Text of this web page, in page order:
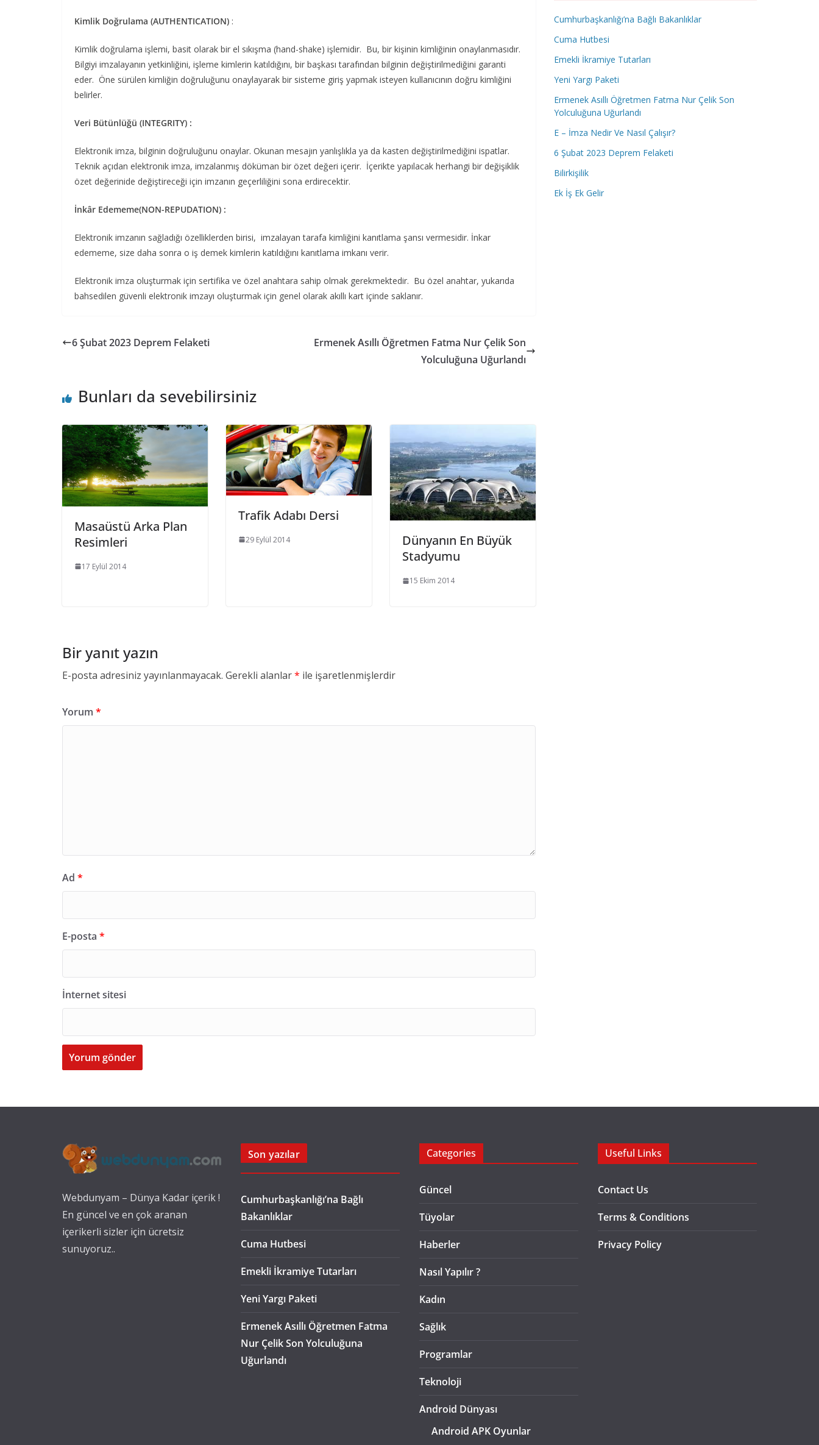
Kimlik Doğrulama (AUTHENTICATION) :
Kimlik doğrulama işlemi, basit olarak bir el sıkışma (hand-shake) işlemidir. Bu, bir kişinin kimliğinin onaylanmasıdır.
Bilgiyi imzalayanın yetkinliğini, işleme kimlerin katıldığını, bir başkası tarafından bilginin değiştirilmediğini garanti
eder. Öne sürülen kimliğin doğruluğunu onaylayarak bir sisteme giriş yapmak isteyen kullanıcının doğru kimliğini
belirler.
Veri Bütünlüğü (INTEGRITY) :
Elektronik imza, bilginin doğruluğunu onaylar. Okunan mesajın yanlışlıkla ya da kasten değiştirilmediğini ispatlar.
Teknik açıdan elektronik imza, imzalanmış döküman bir özet değeri içerir. İçerikte yapılacak herhangi bir değişiklik
özet değerinide değiştireceği için imzanın geçerliliğini sona erdirecektir.
İnkâr Edememe(NON-REPUDATION) :
Elektronik imzanın sağladığı özelliklerden birisi, imzalayan tarafa kimliğini kanıtlama şansı vermesidir. İnkar
edememe, size daha sonra o iş demek kimlerin katıldığını kanıtlama imkanı verir.
Elektronik imza oluşturmak için sertifika ve özel anahtara sahip olmak gerekmektedir. Bu özel anahtar, yukarıda
bahsedilen güvenli elektronik imzayı oluşturmak için genel olarak akıllı kart içinde saklanır.
6 Şubat 2023 Deprem Felaketi
Ermenek Asıllı Öğretmen Fatma Nur Çelik Son
Yolculuğuna Uğurlandı
Bunları da sevebilirsiniz
Masaüstü Arka Plan
Resimleri
17 Eylül 2014
Trafik Adabı Dersi
29 Eylül 2014
Dünyanın En Büyük
Stadyumu
15 Ekim 2014
Bir yanıt yazın
E-posta adresiniz yayınlanmayacak. Gerekli alanlar* ile işaretlenmişlerdir
Yorum *
Ad *
E-posta *
İnternet sitesi
Cumhurbaşkanlığı’na Bağlı Bakanlıklar
Cuma Hutbesi
Emekli İkramiye Tutarları
Yeni Yargı Paketi
Ermenek Asıllı Öğretmen Fatma Nur Çelik Son
Yolculuğuna Uğurlandı
E – İmza Nedir Ve Nasıl Çalışır?
6 Şubat 2023 Deprem Felaketi
Bilirkişilik
Ek İş Ek Gelir
Webdunyam – Dünya Kadar içerik !
En güncel ve en çok aranan
içerikerli sizler için ücretsiz
sunuyoruz..
Son yazılar
Cumhurbaşkanlığı’na Bağlı
Bakanlıklar
Cuma Hutbesi
Emekli İkramiye Tutarları
Yeni Yargı Paketi
Ermenek Asıllı Öğretmen Fatma
Nur Çelik Son Yolculuğuna
Uğurlandı
Categories
Güncel
Tüyolar
Haberler
Nasıl Yapılır ?
Kadın
Sağlık
Programlar
Teknoloji
Android Dünyası
Android APK Oyunlar
Useful Links
Contact Us
Terms & Conditions
Privacy Policy